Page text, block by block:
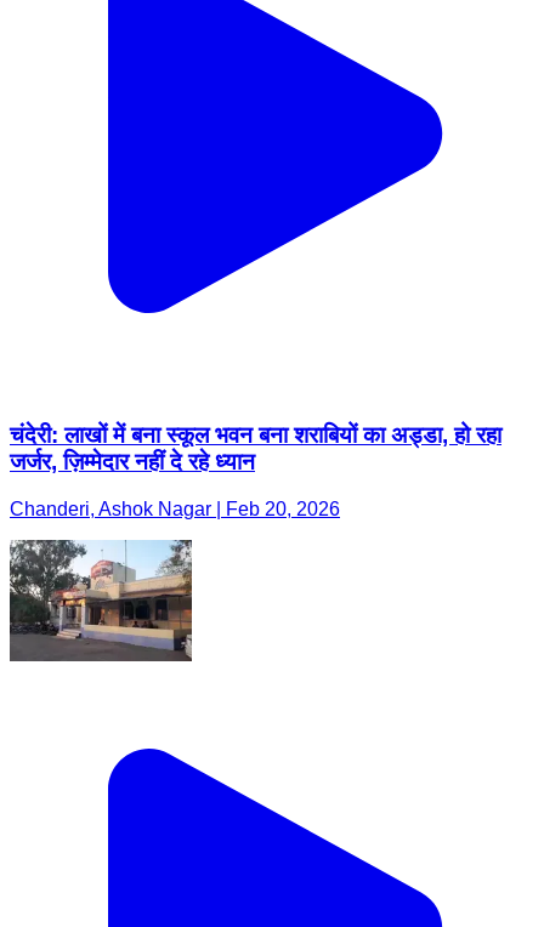
चंदेरी: लाखों में बना स्कूल भवन बना शराबियों का अड्डा, हो रहा
जर्जर, ज़िम्मेदार नहीं दे रहे ध्यान
Chanderi, Ashok Nagar | Feb 20, 2026